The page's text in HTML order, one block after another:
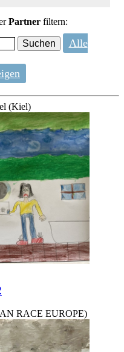
Partnerfiltern:
Alle
(Kiel)
RACE EUROPE)